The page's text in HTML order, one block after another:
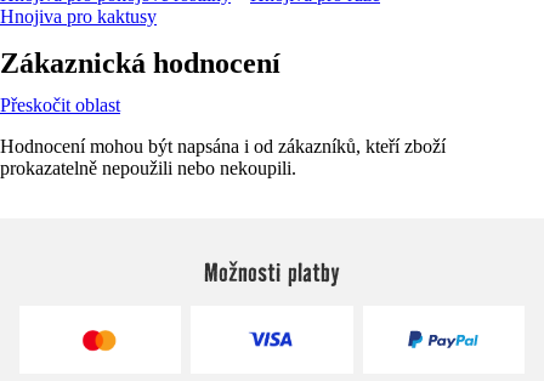
Hnojiva pro kaktusy
Zákaznická hodnocení
Přeskočit oblast
Hodnocení mohou být napsána i od zákazníků, kteří zboží
prokazatelně nepoužili nebo nekoupili.
Možnosti platby